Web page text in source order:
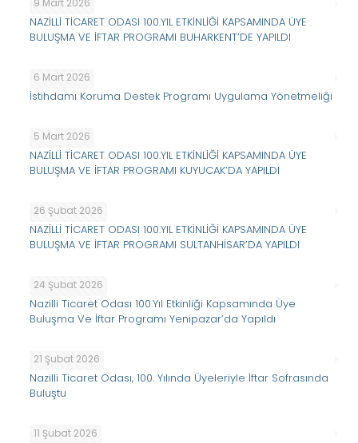
NAZİLLİ TİCARET ODASI 100.YIL ETKİNLİĞİ KAPSAMINDA ÜYE
BULUŞMA VE İFTAR PROGRAMI BUHARKENT’DE YAPILDI
6 Mart 2026
İstihdamı Koruma Destek Programı Uygulama Yönetmeliği
5 Mart 2026
NAZİLLİ TİCARET ODASI 100.YIL ETKİNLİĞİ KAPSAMINDA ÜYE
BULUŞMA VE İFTAR PROGRAMI KUYUCAK’DA YAPILDI
26 Şubat 2026
NAZİLLİ TİCARET ODASI 100.YIL ETKİNLİĞİ KAPSAMINDA ÜYE
BULUŞMA VE İFTAR PROGRAMI SULTANHİSAR’DA YAPILDI
24 Şubat 2026
Nazilli Ticaret Odası 100.Yıl Etkinliği Kapsamında Üye
Buluşma Ve İftar Programı Yenipazar’da Yapıldı
21 Şubat 2026
Nazilli Ticaret Odası, 100. Yılında Üyeleriyle İftar Sofrasında
Buluştu
11 Şubat 2026